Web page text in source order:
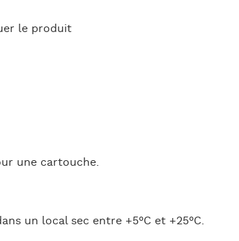
le produit
une cartouche.
un local sec entre +5°C et +25°C.